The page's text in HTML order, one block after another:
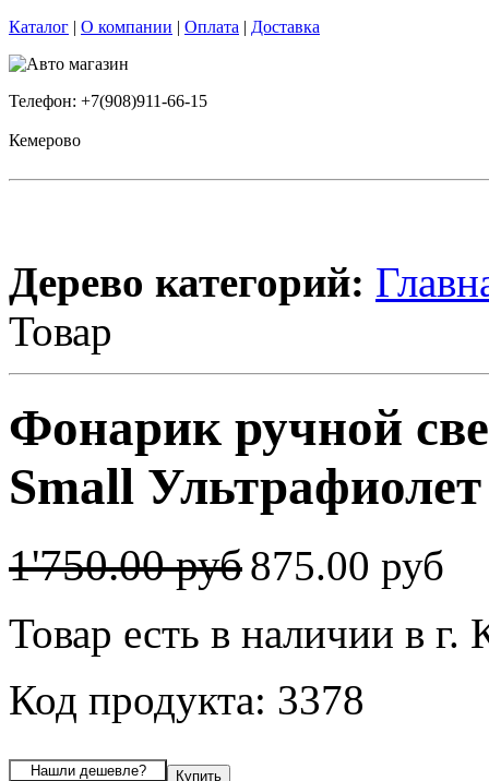
Каталог | О компании | Оплата | Доставка
Телефон: +7(908)911-66-15
Кемерово
Дерево категорий:
Товар
Фонарик ручной
Small Ультрафиолет
1'750.00 руб875.00 руб
Товар есть в наличии в г.
Код продукта: 3378